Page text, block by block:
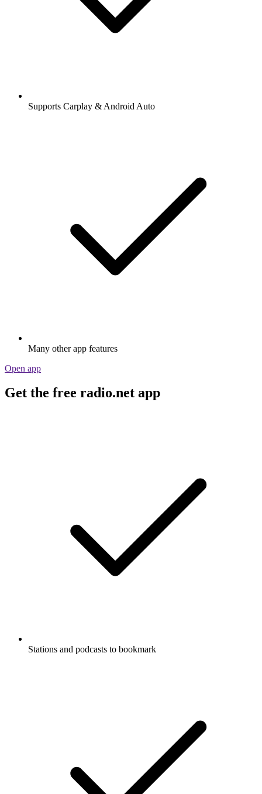
Supports Carplay & Android Auto
Many other app features
Open app
Get the free radio.net app
Stations and podcasts to bookmark